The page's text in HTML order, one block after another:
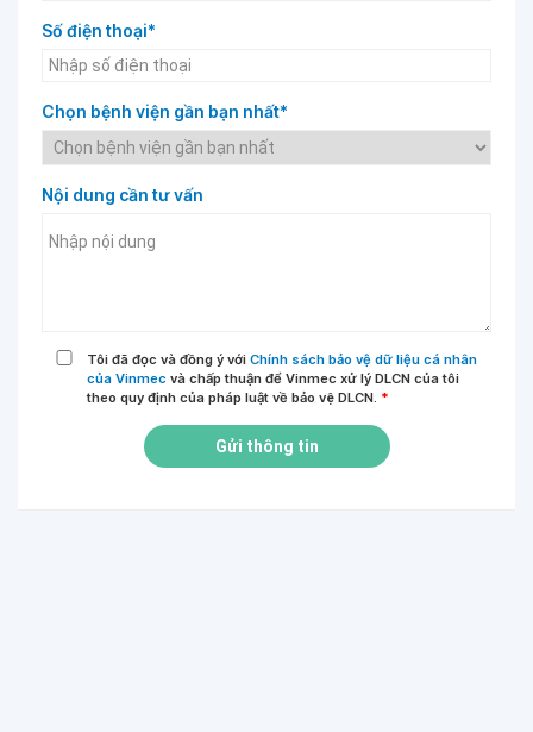
Số điện thoại*
Chọn bệnh viện gần bạn nhất*
Nội dung cần tư vấn
Tôi đã đọc và đồng ý với Chính sách bảo vệ dữ liệu cá nhân
của Vinmec và chấp thuận để Vinmec xử lý DLCN của tôi
theo quy định của pháp luật về bảo vệ DLCN. *
Gửi thông tin